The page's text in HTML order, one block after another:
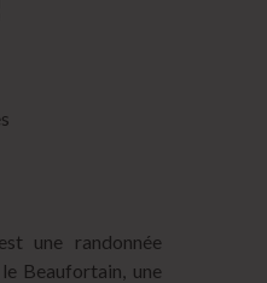
une randonnée
Beaufortain, une